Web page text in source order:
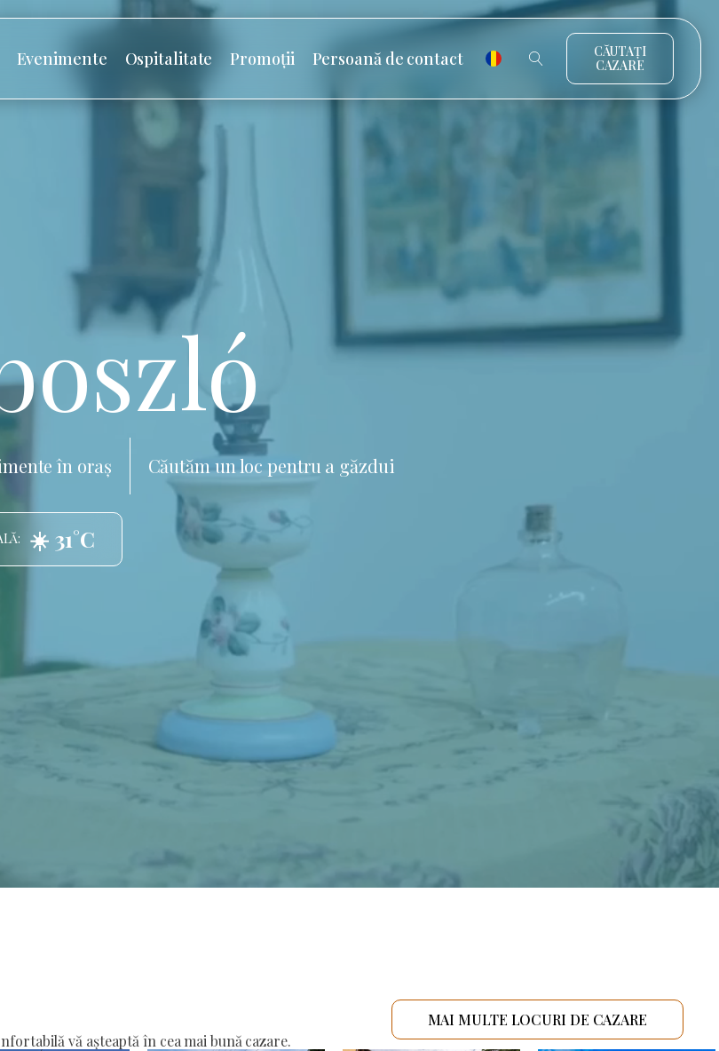
Evenimente Ospitalitate Promoții Persoană de contact
CĂUTAȚI
CAZARE
în oraș Căutăm un loc pentru a găzdui
☀️ 31°C
vă așteaptă în cea mai bună cazare.
MAI MULTE LOCURI DE CAZARE